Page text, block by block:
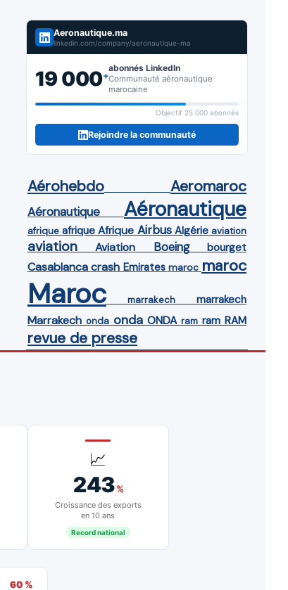
Aeronautique.ma
linkedin.com/company/aeronautique-ma
19 000+
abonnés LinkedIn
Communauté aéronautique
marocaine
Objectif 25 000 abonnés
Rejoindre la communauté
Aérohebdo Aeromaroc
Aéronautique Aéronautique
afrique afrique Afrique Airbus Algérie aviation
aviation Aviation Boeing bourget
Casablanca crash Emirates maroc maroc
Maroc marrakech marrakech
Marrakech onda onda ONDA ram ram RAM
revue de presse
📈
243%
Croissance des exports
en 10 ans
Record national
60 %